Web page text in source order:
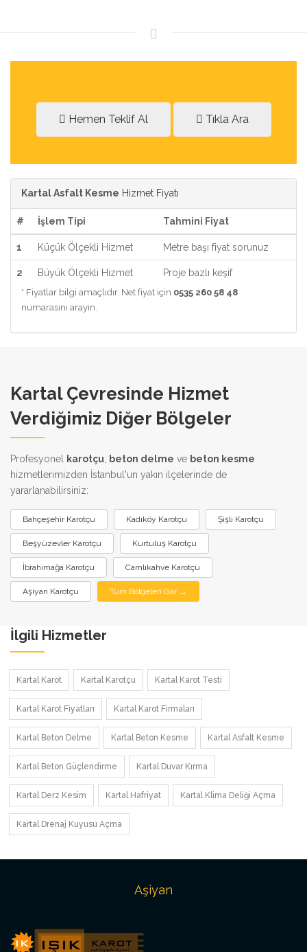
Hemen Teklif Al Tıkla Ara
Kartal Asfalt Kesme Hizmet Fiyatı
# İşlem Tipi Tahmini Fiyat
1 Küçük Ölçekli Hizmet Metre başı fiyat sorunuz
2 Büyük Ölçekli Hizmet Proje bazlı keşif
* Fiyatlar bilgi amaçlıdır. Net fiyat için 0535 260 58 48
numarasını arayın.
Kartal Çevresinde Hizmet
Verdiğimiz Diğer Bölgeler
Profesyonel karotçu beton delme ve beton kesme
hizmetlerimizden İstanbul'un yakın ilçelerinde de
yararlanabilirsiniz:
Bahçeşehir Karotçu Kadıköy Karotçu Şişli Karotçu
Beşyüzevler Karotçu Kurtuluş Karotçu
İbrahimağa Karotçu Camlıkahve Karotçu
Aşiyan Karotçu Tüm Bölgeleri Gör →
İlgili Hizmetler
Kartal Karot Kartal Karotçu Kartal Karot Testi
Kartal Karot Fiyatları Kartal Karot Firmaları
Kartal Beton Delme Kartal Beton Kesme Kartal Asfalt Kesme
Kartal Beton Güçlendirme Kartal Duvar Kırma
Kartal Derz Kesim Kartal Hafriyat Kartal Klima Deliği Açma
Kartal Drenaj Kuyusu Açma
Aşiyan